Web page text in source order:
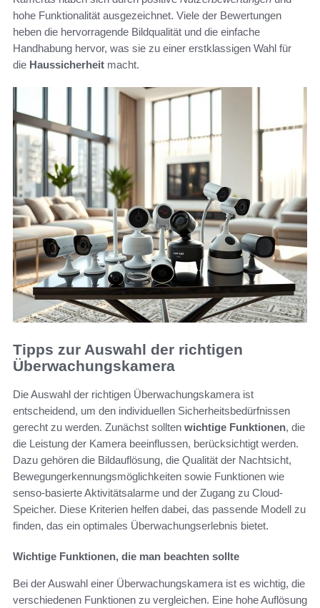
hohe Funktionalität ausgezeichnet. Viele der Bewertungen
heben die hervorragende Bildqualität und die einfache
Handhabung hervor, was sie zu einer erstklassigen Wahl für
die Haussicherheit macht.
Tipps zur Auswahl der richtigen
Überwachungskamera
Die Auswahl der richtigen Überwachungskamera ist
entscheidend, um den individuellen Sicherheitsbedürfnissen
gerecht zu werden. Zunächst sollten wichtige Funktionen, die
die Leistung der Kamera beeinflussen, berücksichtigt werden.
Dazu gehören die Bildauflösung, die Qualität der Nachtsicht,
Bewegungerkennungsmöglichkeiten sowie Funktionen wie
senso-basierte Aktivitätsalarme und der Zugang zu Cloud-
Speicher. Diese Kriterien helfen dabei, das passende Modell zu
finden, das ein optimales Überwachungserlebnis bietet.
Wichtige Funktionen, die man beachten sollte
Bei der Auswahl einer Überwachungskamera ist es wichtig, die
verschiedenen Funktionen zu vergleichen. Eine hohe Auflösung